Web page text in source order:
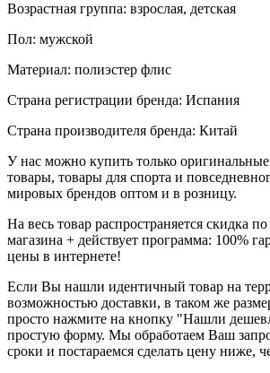
Возрастная группа: взрослая, детская
Пол: мужской
Материал: полиэстер флис
Страна регистрации бренда: Испания
Страна производителя бренда: Китай
У нас можно купить только
товары, товары для спорта и
мировых брендов оптом и в розницу.
На весь товар распространяется скидка
магазина + действует программа: 100%
цены в интернете!
Если Вы нашли идентичный товар на
возможностью доставки, в таком же
просто нажмите на кнопку "Нашли
простую форму. Мы обработаем Ваш
сроки и постараемся сделать цену ниже,